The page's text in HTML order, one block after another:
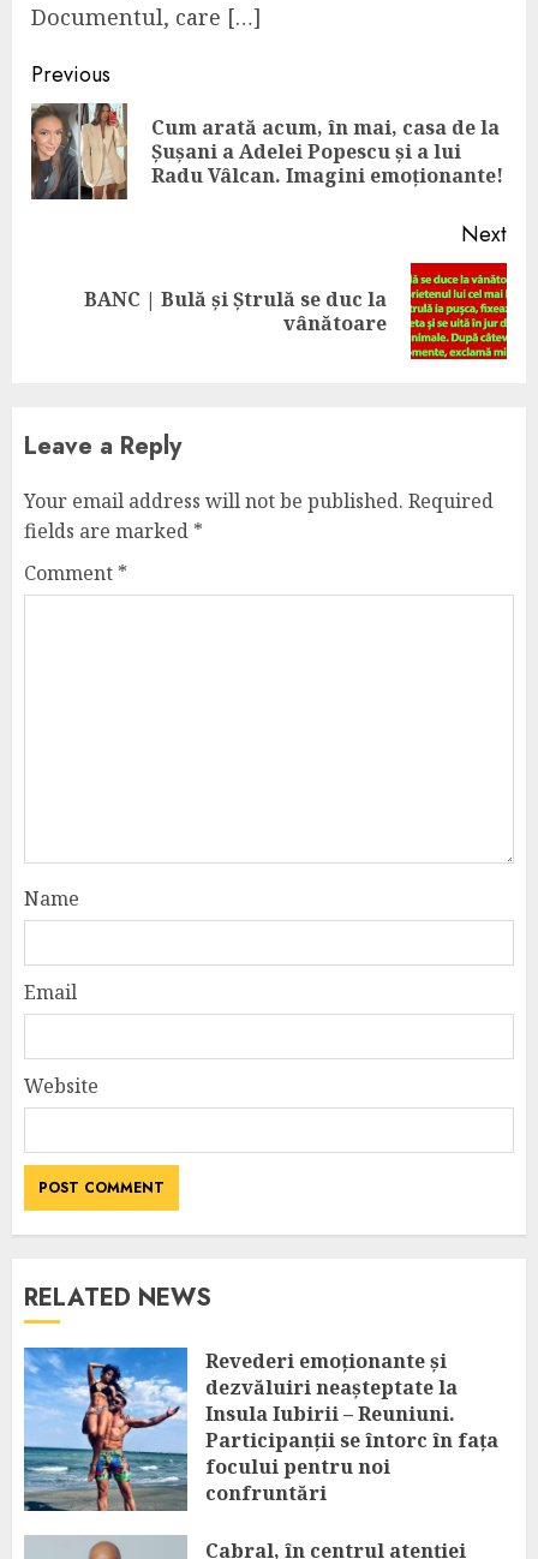
Documentul, care […]
Continue
Reading
Previous
Cum arată acum, în mai, casa de la
Șușani a Adelei Popescu și a lui
Radu Vâlcan. Imagini emoționante!
Next
BANC | Bulă și Ștrulă se duc la
vânătoare
Leave a Reply
Your email address will not be published. Required
fields are marked *
Comment *
Name
Email
Website
RELATED NEWS
Revederi emoționante și
dezvăluiri neașteptate la
Insula Iubirii – Reuniuni.
Participanții se întorc în fața
focului pentru noi
confruntări
Cabral, în centrul atenției